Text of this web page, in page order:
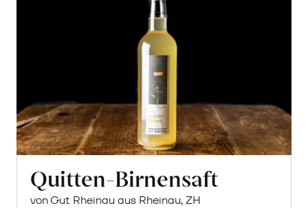
Quitten-Birnensaft
von Gut Rheinau aus Rheinau, ZH